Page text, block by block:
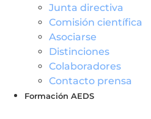
Junta directiva
Comisión científica
Asociarse
Distinciones
Colaboradores
Contacto prensa
Formación AEDS